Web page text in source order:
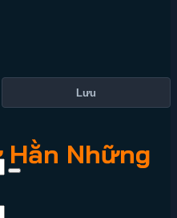
Lưu
Những